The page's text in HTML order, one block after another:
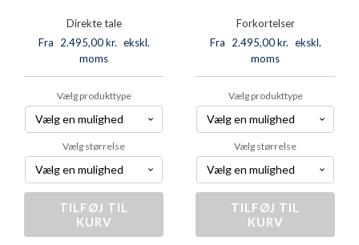
Direkte tale
Fra
2.495,00kr. ekskl.
moms
Vælg produkttype
Vælg størrelse
Direkte
tale
antal
TILFØJ TIL
KURV
Forkortelser
Fra
2.495,00kr. ekskl.
moms
Vælg produkttype
Vælg størrelse
Forkortelser
antal
TILFØJ TIL
KURV